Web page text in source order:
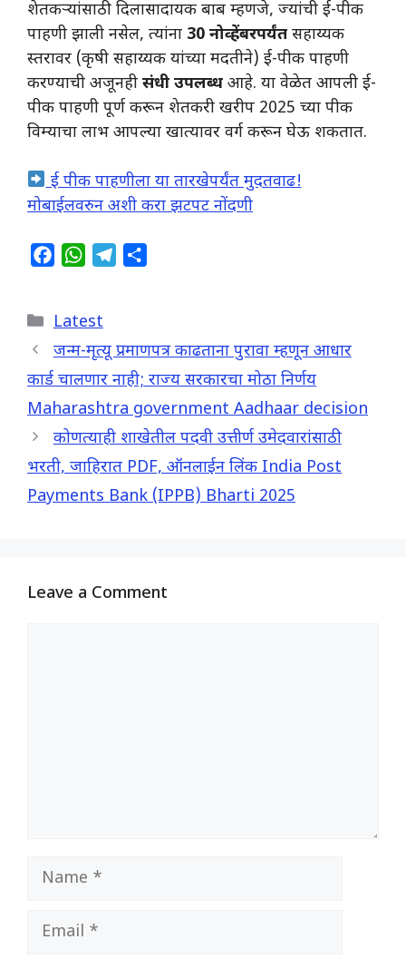
शेतकऱ्यांसाठी दिलासादायक बाब म्हणजे, ज्यांची ई-पीक
पाहणी झाली नसेल, त्यांना 30 नोव्हेंबरपर्यंत सहाय्यक
स्तरावर (कृषी सहाय्यक यांच्या मदतीने) ई-पीक पाहणी
करण्याची अजूनही संधी उपलब्ध आहे. या वेळेत आपली ई-
पीक पाहणी पूर्ण करून शेतकरी खरीप 2025 च्या पीक
विम्याचा लाभ आपल्या खात्यावर वर्ग करून घेऊ शकतात.
ई पीक पाहणीला या तारखेपर्यंत मुदतवाढ!
मोबाईलवरुन अशी करा झटपट नोंदणी
e
b
o
k
W
t
s
A
p
g
r
m
e
Categories
Latest
जन्म-मृत्यू प्रमाणपत्र काढताना पुरावा म्हणून आधार
कार्ड चालणार नाही; राज्य सरकारचा मोठा निर्णय
Maharashtra government Aadhaar decision
कोणत्याही शाखेतील पदवी उत्तीर्ण उमेदवारांसाठी
भरती, जाहिरात PDF, ऑनलाईन लिंक India Post
Payments Bank (IPPB) Bharti 2025
Leave a Comment
Name
Email